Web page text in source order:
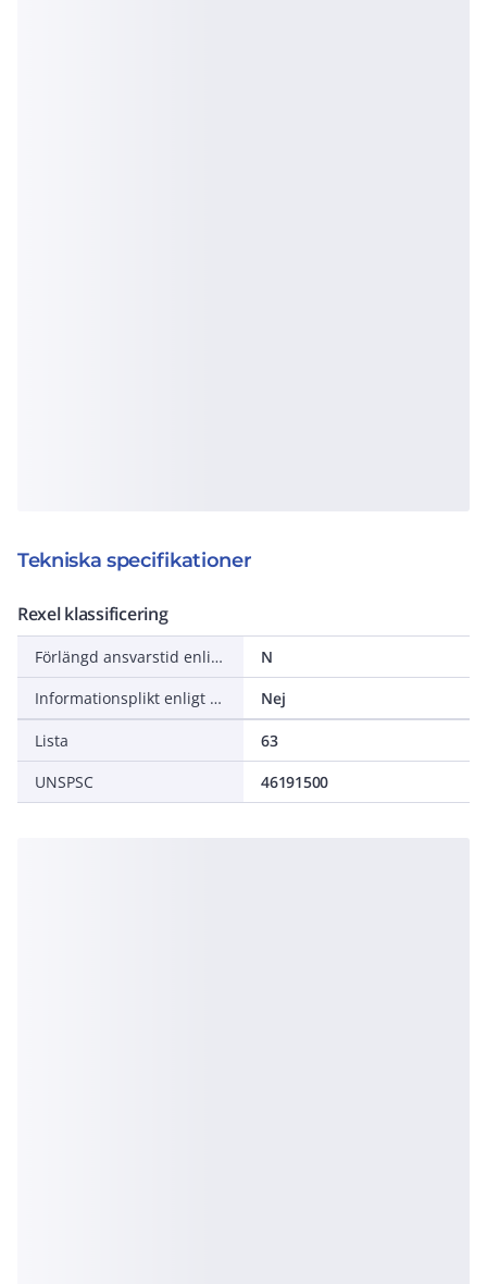
Tekniska specifikationer
Rexel klassificering
Förlängd ansvarstid enligt ALEM-09
N
Informationsplikt enligt REACH
Nej
Lista
63
UNSPSC
46191500